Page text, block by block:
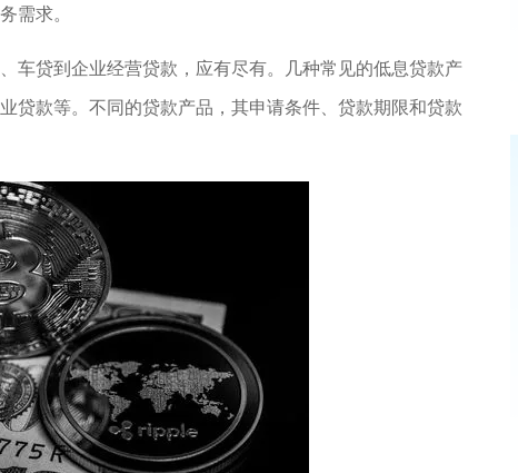
需求。
车贷到企业经营贷款，应有尽有。几种常见的低息贷款产
贷款等。不同的贷款产品，其申请条件、贷款期限和贷款